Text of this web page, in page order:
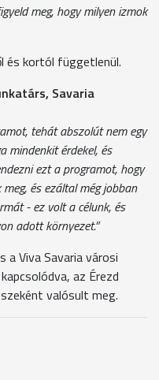
meg, hogy milyen izmok
és kortól függetlenül.
Savaria
tehát abszolút nem egy
mindenkit érdekel, és
ezt a programot, hogy
és ezáltal még jobban
- ez volt a célunk, és
adott környezet.”
a Viva Savaria városi
az Érezd
valósult meg.